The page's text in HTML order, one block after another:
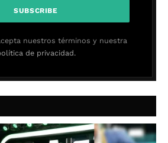
nuestros términos y nuestra
de privacidad.